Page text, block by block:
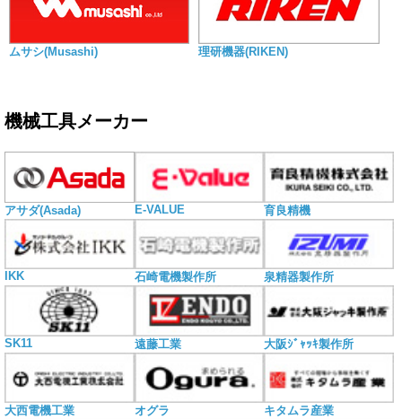
ムサシ(Musashi) 理研機器(RIKEN)
機械工具メーカー
アサダ(Asada) E-VALUE 育良精機
IKK 石崎電機製作所 泉精器製作所
SK11 遠藤工業 大阪ｼﾞｬｯｷ製作所
大西電機工業 オグラ キタムラ産業